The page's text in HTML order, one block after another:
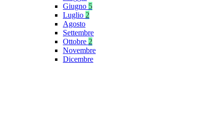
Giugno 5
Luglio 2
Agosto
Settembre
Ottobre 2
Novembre
Dicembre